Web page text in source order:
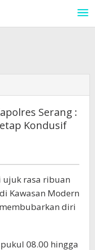
Serang :
Kondusif
ujuk rasa ribuan
Kawasan Modern
diri
08.00 hingga